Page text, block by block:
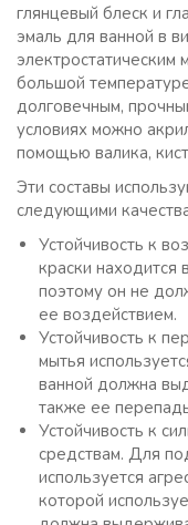
глянцевый блеск и
эмаль для ванной в
электростатическим
большой
долговечным,
условиях можно
помощью валика,
Эти составы
следующими
Устойчивость к
краски находится
поэтому он не
ее воздействием.
Устойчивость к
мытья
ванной должна
также ее
Устойчивость к
средствам. Для
используется
которой